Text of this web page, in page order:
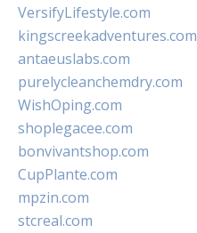
VersifyLifestyle.com
kingscreekadventures.com
antaeuslabs.com
purelycleanchemdry.com
WishOping.com
shoplegacee.com
bonvivantshop.com
CupPlante.com
mpzin.com
stcreal.com